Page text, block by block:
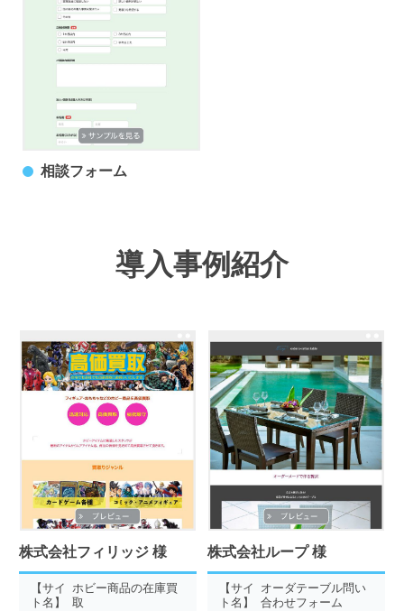
相談フォーム
導入事例紹介
株式会社フィリッジ 様
【サイ
ト名】
ホビー商品の在庫買
取
株式会社ループ 様
【サイ
ト名】
オーダテーブル問い
合わせフォーム